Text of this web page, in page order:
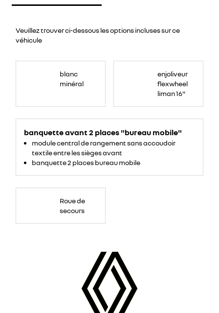
Veuillez trouver ci-dessous les options incluses sur ce
véhicule
blanc
minéral
enjoliveur
flexwheel
liman 16"
banquette avant 2 places "bureau mobile"
module central de rangement sans accoudoir
textile entre les sièges avant
banquette 2 places bureau mobile
Roue de
secours